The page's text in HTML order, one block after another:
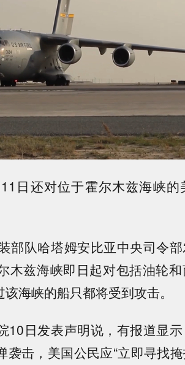
日还对位于霍尔木兹海峡的
部队哈塔姆安比亚中央司令
木兹海峡即日起对包括油轮
海峡的船只都将受到攻击。
10日发表声明说，有报道显
击，美国公民应“立即寻找掩